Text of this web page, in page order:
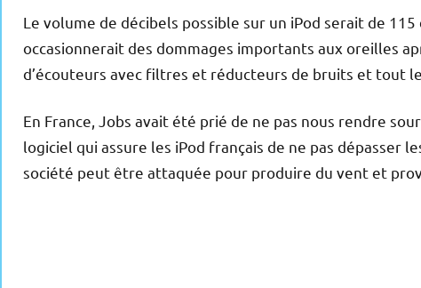
Le volume de décibels possible sur un iPod serait de
occasionnerait des dommages importants aux oreilles
d’écouteurs avec filtres et réducteurs de bruits et tout
En France, Jobs avait été prié de ne pas nous rendre
logiciel qui assure les iPod français de ne pas dépasser
société peut être attaquée pour produire du vent et